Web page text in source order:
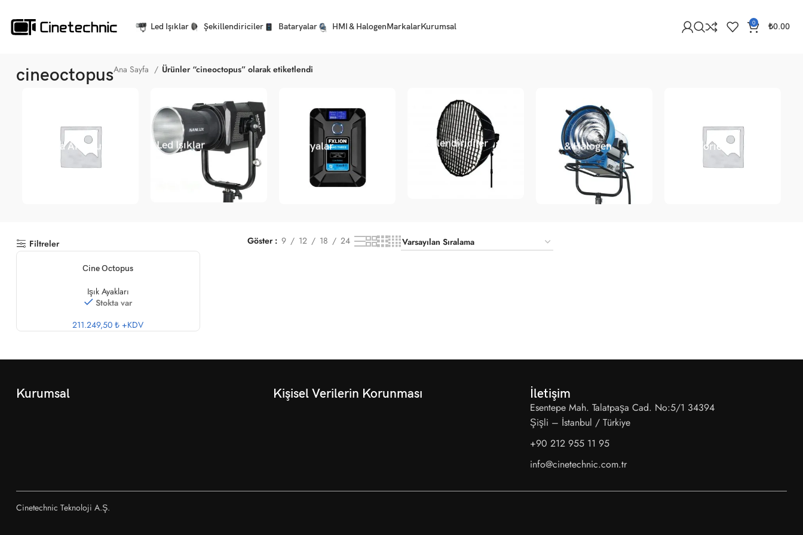
Led Işıklar Şekillendiriciler Bataryalar HMI & HalogenMarkalarKurumsal 0 ₺0.00
cineoctopusAna Sayfa Ürünler “cineoctopus” olarak etiketlendi
Kamera Aksesuarları Led Işıklar Bataryalar Şekillendiriciler HMI & Halogen Accessories
Filtreler Göster 9 12 18 24
Cine Octopus
Işık Ayakları
Stokta var
211.249,50 ₺ +KDV
Kurumsal Kişisel Verilerin Korunması İletişim
Esentepe Mah. Talatpaşa Cad. No:5/1 34394
Şişli – İstanbul / Türkiye
+90 212 955 11 95
info@cinetechnic.com.tr
Cinetechnic Teknoloji A.Ş.